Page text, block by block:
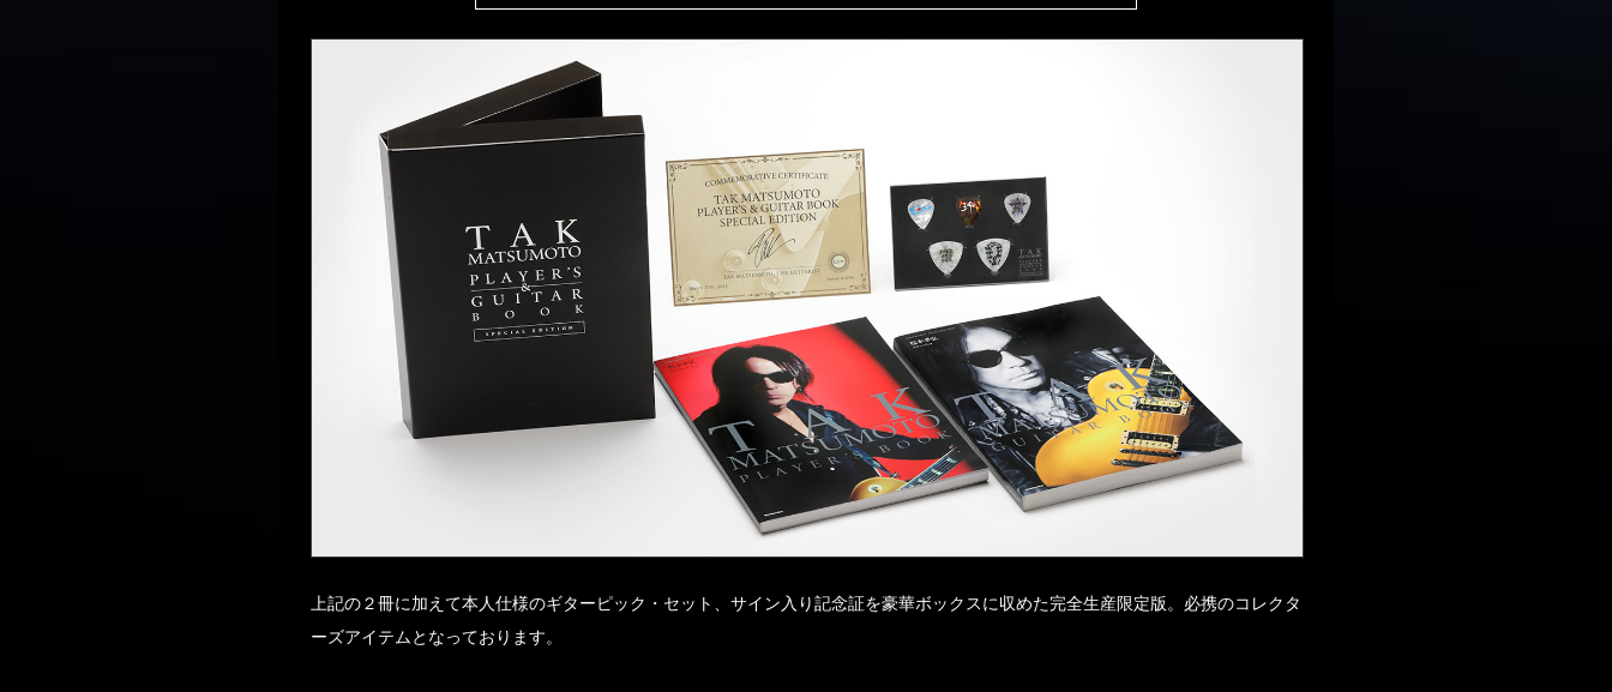
上記の２冊に加えて本人仕様のギターピック・セット、サイン入り記念証を豪華ボックスに収めた完全生産限定版。必携のコレクタ
ーズアイテムとなっております。